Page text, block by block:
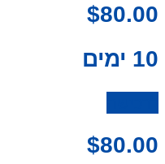
$80.00
10 ימים
$80.00